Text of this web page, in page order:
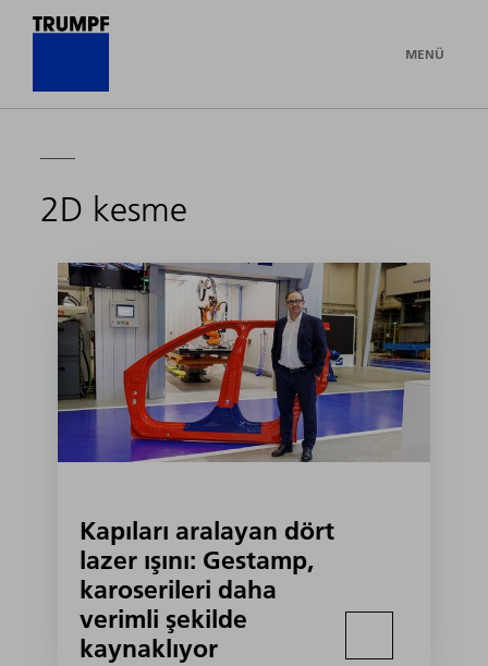
MENÜ
2D kesme
Kapıları aralayan dört
lazer ışını: Gestamp,
karoserileri daha
verimli şekilde
kaynaklıyor